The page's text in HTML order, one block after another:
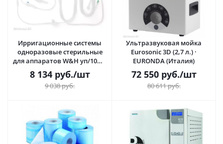
Ирригационные системы
одноразовые стерильные
для аппаратов W&H уп/10шт
· EURONDA (Италия)
8 134руб./шт
9 038руб.
Ультразвуковая мойка
Eurosonic 3D (2,7 л.) ·
EURONDA (Италия)
72 550руб./шт
80 611руб.